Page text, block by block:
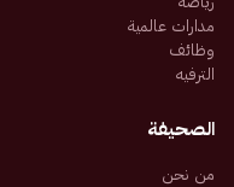
مدارات عالمية
وظائف
الترفيه
الصحيفة
من نحن